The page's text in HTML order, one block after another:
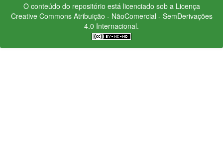
O conteúdo do repositório está licenciado sob a Licença
Creative CommonsAtribuição - NãoComercial - SemDerivações
4.0 Internacional.